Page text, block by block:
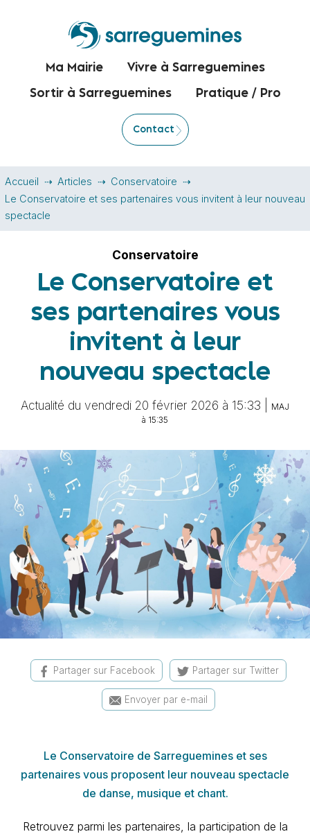
Ma Mairie Vivre à Sarreguemines
Sortir à Sarreguemines Pratique / Pro
Contact
Accueil Articles
Conservatoire
Le Conservatoire et ses partenaires vous invitent à leur nouveau
spectacle
Conservatoire
Le Conservatoire et
ses partenaires vous
invitent à leur
nouveau spectacle
Actualité du vendredi 20 février 2026 à 15:33 |
MAJ
à 15:35
Partager sur Facebook Partager sur Twitter
Envoyer par e-mail
Le Conservatoire de Sarreguemines et ses
partenaires vous proposent leur nouveau spectacle
de danse, musique et chant.
Retrouvez parmi les partenaires, la participation de la